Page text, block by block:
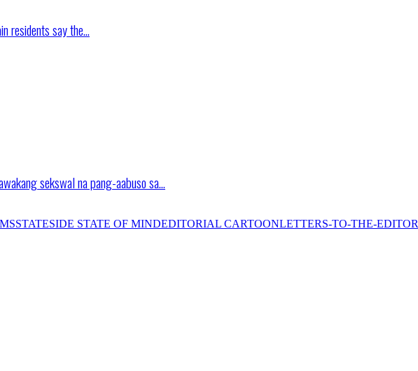
residents say the…
sekswal na pang-aabuso sa…
STATESIDE STATE OF MINDEDITORIAL CARTOONLETTERS-TO-THE-EDITOR